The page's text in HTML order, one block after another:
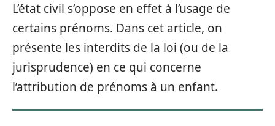
L’état civil s’oppose en effet à l’usage de
certains prénoms. Dans cet article, on
présente les interdits de la loi (ou de la
jurisprudence) en ce qui concerne
l’attribution de prénoms à un enfant.